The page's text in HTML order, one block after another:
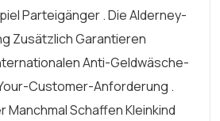
Parteigänger . Die Alderney-
Zusätzlich Garantieren
Anti-Geldwäsche-
Customer-Anforderung .
Manchmal Schaffen Kleinkind